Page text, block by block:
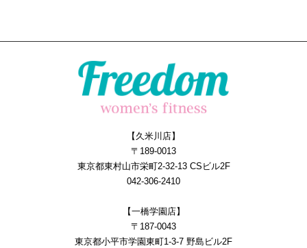
【久米川店】
〒189-0013
東京都東村山市栄町2-32-13 CSビル2F
042-306-2410
【一橋学園店】
〒187-0043
東京都小平市学園東町1-3-7 野島ビル2F